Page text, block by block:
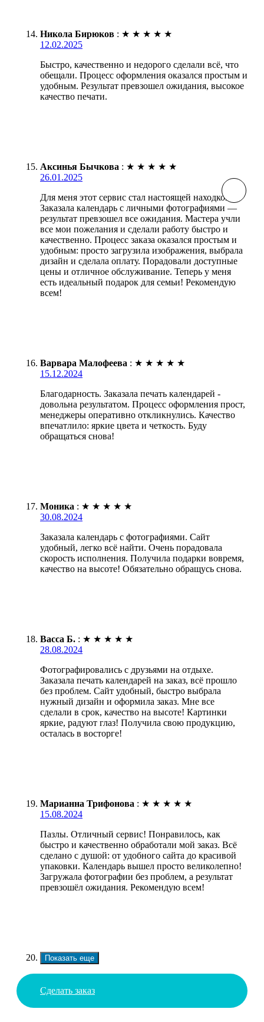
Никола Бирюков : ★ ★ ★ ★ ★
12.02.2025
Быстро, качественно и недорого сделали всё, что
обещали. Процесс оформления оказался простым и
удобным. Результат превзошел ожидания, высокое
качество печати.
Аксинья Бычкова : ★ ★ ★ ★ ★
26.01.2025
Для меня этот сервис стал настоящей находкой!
Заказала календарь с личными фотографиями —
результат превзошел все ожидания. Мастера учли
все мои пожелания и сделали работу быстро и
качественно. Процесс заказа оказался простым и
удобным: просто загрузила изображения, выбрала
дизайн и сделала оплату. Порадовали доступные
цены и отличное обслуживание. Теперь у меня
есть идеальный подарок для семьи! Рекомендую
всем!
Варвара Малофеева : ★ ★ ★ ★ ★
15.12.2024
Благодарность. Заказала печать календарей -
довольна результатом. Процесс оформления прост,
менеджеры оперативно откликнулись. Качество
впечатлило: яркие цвета и четкость. Буду
обращаться снова!
Моника : ★ ★ ★ ★ ★
30.08.2024
Заказала календарь с фотографиями. Сайт
удобный, легко всё найти. Очень порадовала
скорость исполнения. Получила подарки вовремя,
качество на высоте! Обязательно обращусь снова.
Васса Б. : ★ ★ ★ ★ ★
28.08.2024
Фотографировались с друзьями на отдыхе.
Заказала печать календарей на заказ, всё прошло
без проблем. Сайт удобный, быстро выбрала
нужный дизайн и оформила заказ. Мне все
сделали в срок, качество на высоте! Картинки
яркие, радуют глаз! Получила свою продукцию,
осталась в восторге!
Марианна Трифонова : ★ ★ ★ ★ ★
15.08.2024
Пазлы. Отличный сервис! Понравилось, как
быстро и качественно обработали мой заказ. Всё
сделано с душой: от удобного сайта до красивой
упаковки. Календарь вышел просто великолепно!
Загружала фотографии без проблем, а результат
превзошёл ожидания. Рекомендую всем!
Показать еще
Сделать заказ